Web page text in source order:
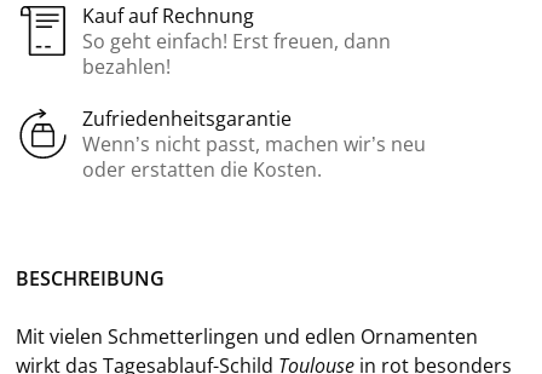
Kauf auf Rechnung
So geht einfach! Erst freuen, dann
bezahlen!
Zufriedenheitsgarantie
Wenn’s nicht passt, machen wir’s neu
oder erstatten die Kosten.
BE­SCHREI­BUNG
Mit vie­len Schmet­ter­lin­gen und edlen Or­na­men­ten
wirkt das Tagesablauf-​Schild Tou­lou­se in rot be­son­ders